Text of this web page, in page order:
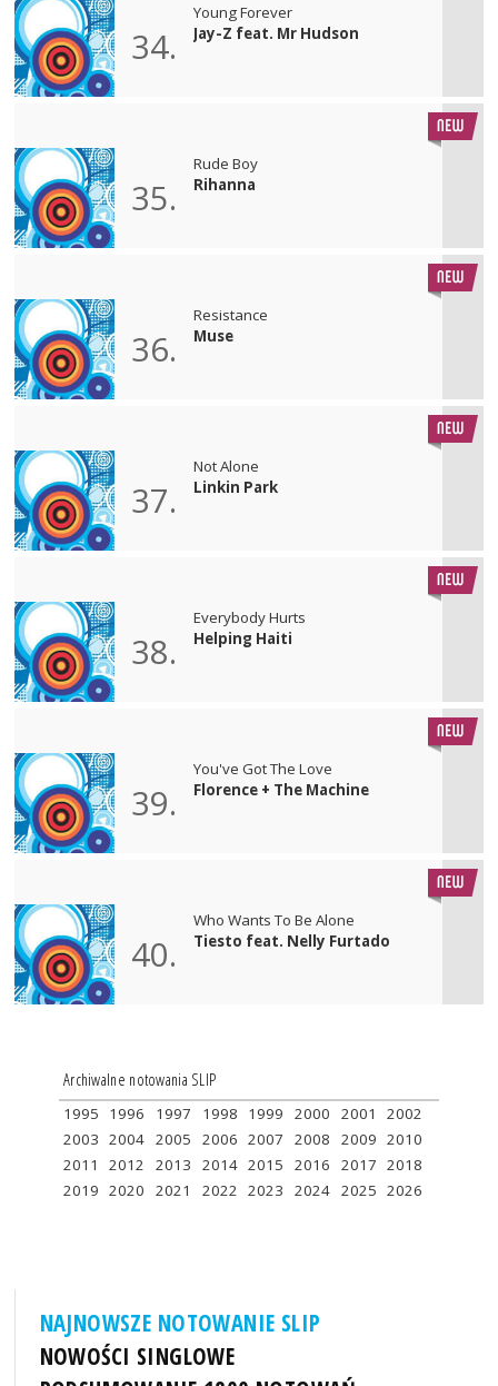
34.
Young Forever
Jay-Z feat. Mr Hudson
35.
Rude Boy
Rihanna
36.
Resistance
Muse
37.
Not Alone
Linkin Park
38.
Everybody Hurts
Helping Haiti
39.
You've Got The Love
Florence + The Machine
40.
Who Wants To Be Alone
Tiesto feat. Nelly Furtado
Archiwalne notowania SLIP
1995 1996 1997 1998 1999 2000 2001
2002
2003 2004 2005 2006 2007 2008 2009 2010
2011
2012 2013 2014 2015 2016 2017 2018
2019 2020 2021 2022 2023 2024 2025 2026
NAJNOWSZE NOTOWANIE SLIP
NOWOŚCI SINGLOWE